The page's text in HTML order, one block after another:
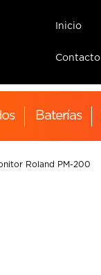
Inicio
Contacto
Baterías
Roland PM-200